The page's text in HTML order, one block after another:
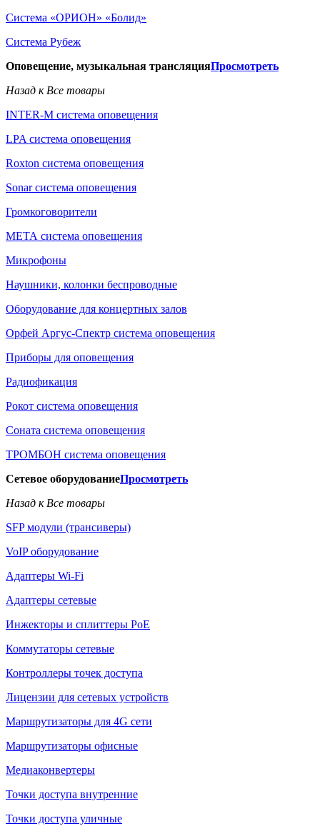
Система «ОРИОН» «Болид»
Система Рубеж
Оповещение, музыкальная трансляцияПросмотреть
Назад к Все товары
INTER-M система оповещения
LPA система оповещения
Roxton система оповещения
Sonar система оповещения
Громкоговорители
МЕТА система оповещения
Микрофоны
Наушники, колонки беспроводные
Оборудование для концертных залов
Орфей Аргус-Спектр система оповещения
Приборы для оповещения
Радиофикация
Рокот система оповещения
Соната система оповещения
ТРОМБОН система оповещения
Сетевое оборудованиеПросмотреть
Назад к Все товары
SFP модули (трансиверы)
VoIP оборудование
Адаптеры Wi-Fi
Адаптеры сетевые
Инжекторы и сплиттеры РоЕ
Коммутаторы сетевые
Контроллеры точек доступа
Лицензии для сетевых устройств
Маршрутизаторы для 4G сети
Маршрутизаторы офисные
Медиаконвертеры
Точки доступа внутренние
Точки доступа уличные